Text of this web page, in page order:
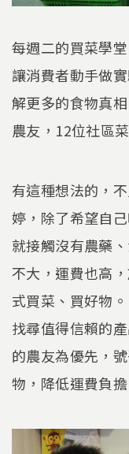
每週二的買菜學
讓消費者動手做
解更多的食物真
農友，12位社區
有這種想法的，
婷，除了希望自
就接觸沒有農藥
不大，運費也高
式買菜、買好物
找尋值得信賴的
的農友為優先，
物，降低運費負